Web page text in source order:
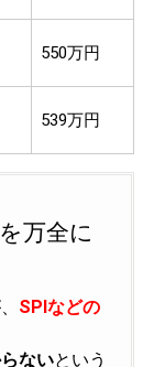
550万円
539万円
万全に
SPIなどの
ないという